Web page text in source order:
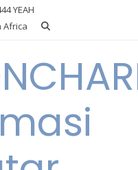
YEAH
Africa